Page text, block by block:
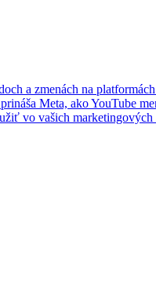
a zmenách na
Meta, ako YouTube
vo vašich marketingových